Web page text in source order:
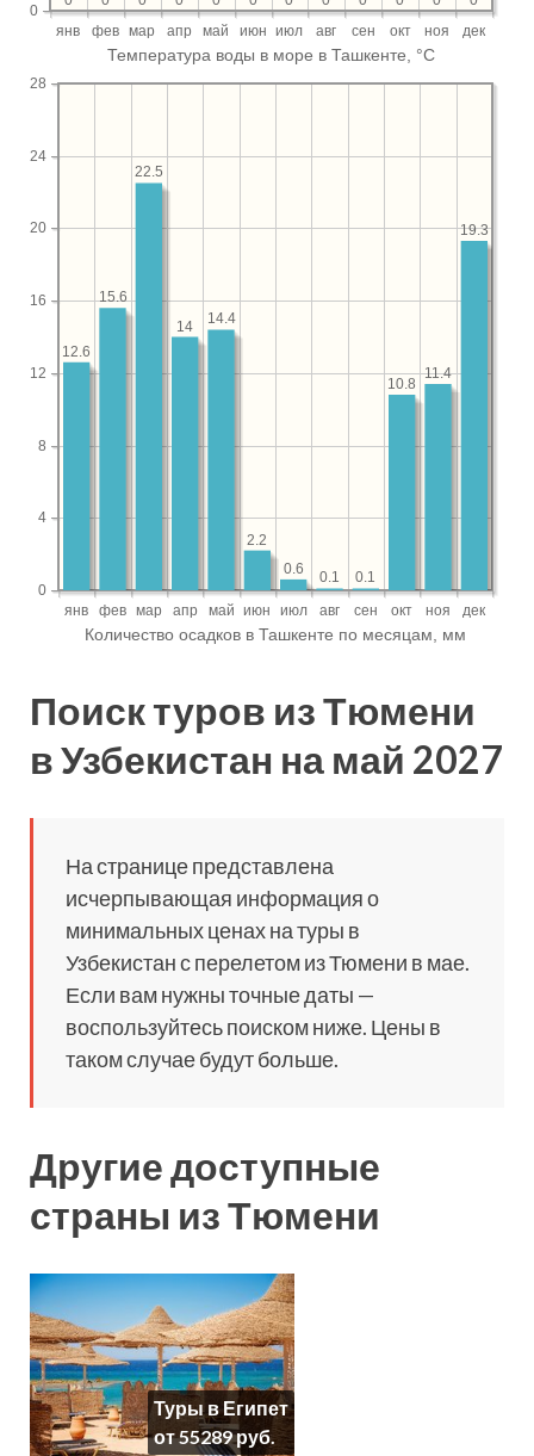
Поиск туров из Тюмени
в Узбекистан на май 2027
На странице представлена
исчерпывающая информация о
минимальных ценах на туры в
Узбекистан с перелетом из Тюмени в мае.
Если вам нужны точные даты —
воспользуйтесь поиском ниже. Цены в
таком случае будут больше.
Другие доступные
страны из Тюмени
Туры в Египет
от 55289 руб.